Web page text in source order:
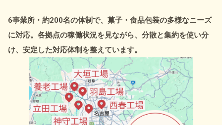
6事業所・約200名の体制で、菓子・食品包装の多様なニーズ
に対応。各拠点の稼働状況を見ながら、分散と集約を使い分
け、安定した対応体制を整えています。